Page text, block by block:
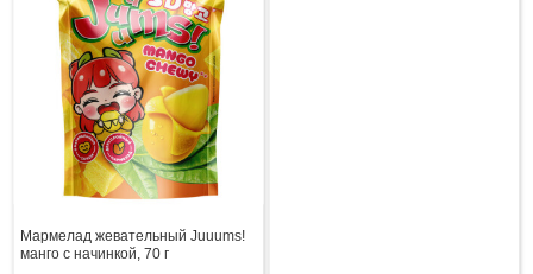
Мармелад жевательный Juuums!
манго с начинкой, 70 г